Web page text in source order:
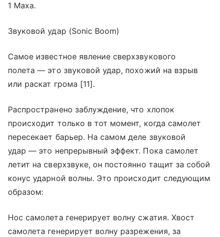
1 Маха.
Звуковой удар (Sonic Boom)
Самое известное явление сверхзвукового
полета — это звуковой удар, похожий на взрыв
или раскат грома [11].
Распространено заблуждение, что хлопок
происходит только в тот момент, когда самолет
пересекает барьер. На самом деле звуковой
удар — это непрерывный эффект. Пока самолет
летит на сверхзвуке, он постоянно тащит за собой
конус ударной волны. Это происходит следующим
образом:
Нос самолета генерирует волну сжатия. Хвост
самолета генерирует волну разрежения, за